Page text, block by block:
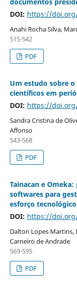
documentos
DOI: https://doi.org/
Anahi Rocha Silva,
515-542
PDF
Um estudo sobre
científicos em
DOI: https://doi.org/
Sandra Cristina de
Affonso
543-568
PDF
Tainacan e
softwares para
esforço
DOI: https://doi.org/
Dalton Lopes Martins,
Carneiro de Andrade
569-595
PDF